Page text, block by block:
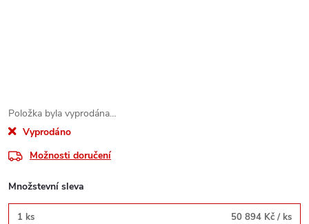
Položka byla vyprodána…
Vyprodáno
Možnosti doručení
Množstevní sleva
1 ks 50 894 Kč / ks